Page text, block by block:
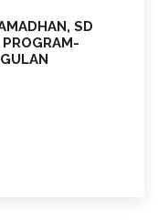
SD
PROGRAM-